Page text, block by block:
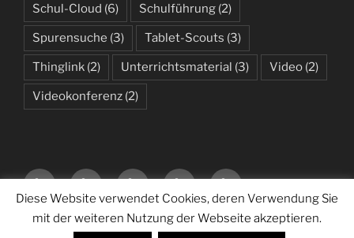
Schul-Cloud (6) Schulführung (2)
Spurensuche (3) Tablet-Scouts (3)
Thinglink (2) Unterrichtsmaterial (3) Video (2)
Videokonferenz (2)
Startseite
–
Das
Neue
Medien
im
SonstigesDatenschutzerklärung
Über
mich
…
Stolz präsentiert von WordPress
Diese Website verwendet Cookies, deren Verwendung Sie
mit der weiteren Nutzung der Webseite akzeptieren.